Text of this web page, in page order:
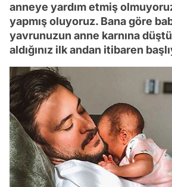
anneye yardım etmiş
yapmış oluyoruz. Bana göre
yavrunuzun anne karnına
aldığınız ilk andan itibaren